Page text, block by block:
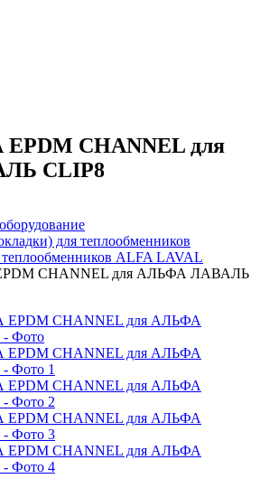
CHANNEL для
CLIP8
для теплообменников
ALFA LAVAL
CHANNEL для АЛЬФА ЛАВАЛЬ